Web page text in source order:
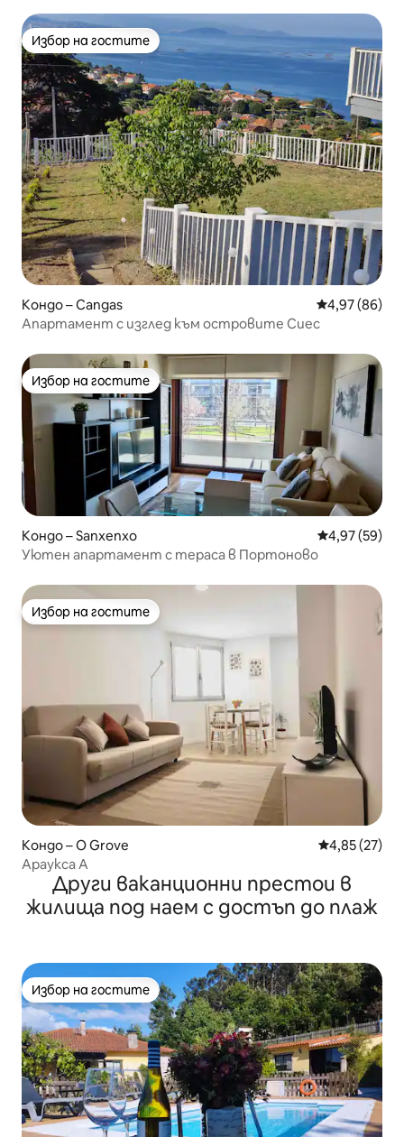
Избор на гостите
Избор на гостите
Кондо – Cangas Средна
4,97 (86)
Апартамент с изглед към островите Сиес
Избор на гостите
Избор на гостите
Кондо – Sanxenxo Средна
4,97 (59)
Уютен апартамент с тераса в Портоново
Избор на гостите
Избор на гостите
Кондо – O Grove Средна
4,85 (27)
Араукса А
Други ваканционни престои в
жилища под наем с достъп до плаж
Избор на гостите
Избор на гостите